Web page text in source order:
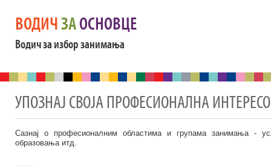
ВОДИЧЗАОСНОВЦЕ
Водич за избор занимања
УПОЗНАЈ СВОЈА ПРОФЕСИОНАЛНА
Сазнај о професионалним областима и групама занимања -
образовања итд.